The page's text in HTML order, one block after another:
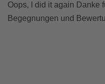
Oops, I did it again Danke
Begegnungen und